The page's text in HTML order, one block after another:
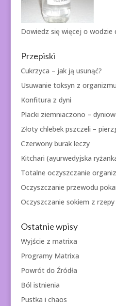
Dowiedz się więcej o wodzie
Przepiski
Cukrzyca – jak ją usunąć?
Usuwanie toksyn z organizmu
Konfitura z dyni
Placki ziemniaczono –
Złoty chlebek pszczeli –
Czerwony burak leczy
Kitchari (ayurwedyjska
Totalne oczyszczanie
Oczyszczanie przewodu
Oczyszczanie sokiem z
Ostatnie wpisy
Wyjście z matrixa
Programy Matrixa
Powrót do Źródła
Ból istnienia
Pustka i chaos